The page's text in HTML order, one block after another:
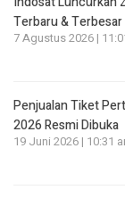
Terbaru &
7 Agustus 2026 |
Penjualan Tiket
2026 Resmi Dibuka
19 Juni 2026 | 10:31